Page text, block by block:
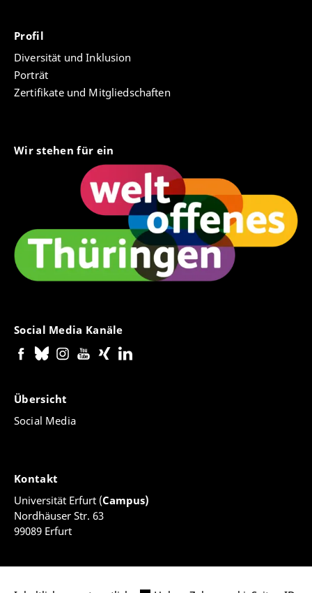
Profil
Diversität und Inklusion
Porträt
Zertifikate und Mitgliedschaften
Wir stehen für ein
Social Media Kanäle
Übersicht
Social Media
Kontakt
Universität Erfurt (Campus)
Nordhäuser Str. 63
99089 Erfurt